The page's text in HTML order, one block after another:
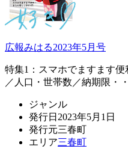
広報みはる2023年5月号
特集1：スマホでますます
／人口・世帯数／納期限・
ジャンル
発行日 2023年5月1日
発行元三春町
エリア三春町